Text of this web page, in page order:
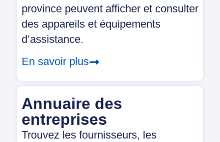
province peuvent afficher et consulter
des appareils et équipements
d’assistance.
En savoir plus
Annuaire des
entreprises
Trouvez les fournisseurs, les